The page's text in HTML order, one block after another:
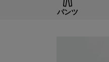
パンツ